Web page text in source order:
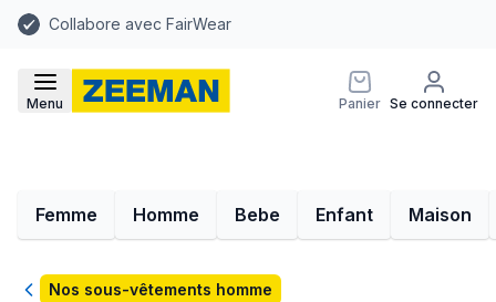
Collabore avec FairWear
Menu Panier Se connecter
Femme Homme Bebe Enfant Maison
RetourNos sous-vêtements homme